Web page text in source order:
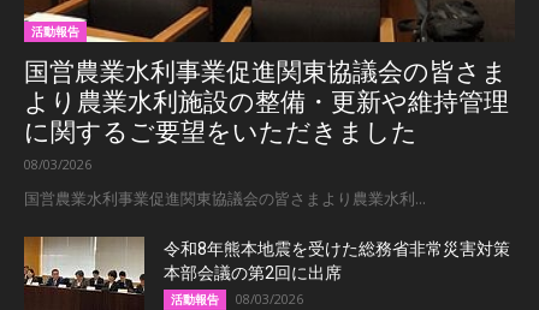
活動報告
国営農業水利事業促進関東協議会の皆さま
より農業水利施設の整備・更新や維持管理
に関するご要望をいただきました
08/03/2026
国営農業水利事業促進関東協議会の皆さまより農業水利...
令和8年熊本地震を受けた総務省非常災害対策
本部会議の第2回に出席
活動報告 08/03/2026